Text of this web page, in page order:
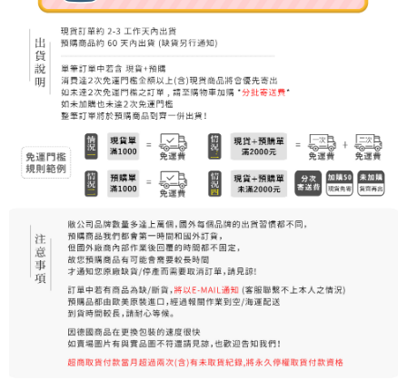
每筆NT$80，滿NT$999(含以上)免運費
7-11取貨付款
每筆NT$80，滿NT$999(含以上)免運費
7-11純取貨 (先付款
每筆NT$80，滿NT$999(含以上)免運費
每筆NT$100，滿NT$999(含以上)免運費
離島宅配（澎湖、金門、馬祖、小琉球）
每筆NT$250，滿NT$3,000(含以上)免運費
付款後門市自取